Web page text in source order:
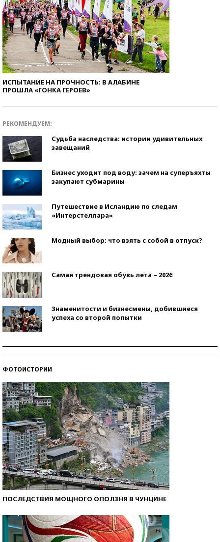
ИСПЫТАНИЕ НА ПРОЧНОСТЬ: В АЛАБИНЕ
ПРОШЛА «ГОНКА ГЕРОЕВ»
РЕКОМЕНДУЕМ:
Судьба наследства: истории удивительных
завещаний
Бизнес уходит под воду: зачем на суперъяхты
закупают субмарины
Путешествие в Исландию по следам
«Интерстеллара»
Модный выбор: что взять с собой в отпуск?
Самая трендовая обувь лета – 2026
Знаменитости и бизнесмены, добившиеся
успеха со второй попытки
ФОТОИСТОРИИ
ПОСЛЕДСТВИЯ МОЩНОГО ОПОЛЗНЯ В ЧУНЦИНЕ